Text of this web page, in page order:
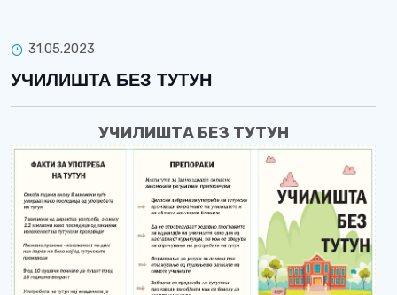
31.05.2023
УЧИЛИШТА БЕЗ ТУТУН
УЧИЛИШТА БЕЗ ТУТУН